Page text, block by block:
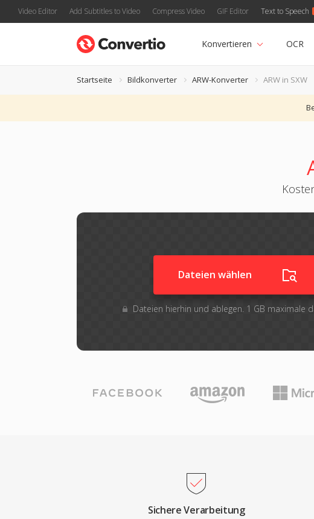
Video Editor Add Subtitles to Video Compress Video GIF Editor Text to Speech
Konvertieren OCR
Startseite Bildkonverter ARW-Konverter ARW in SXW
Dateien wählen
Dateien hierhin und ablegen. 1 GB maximale
Sichere Verarbeitung